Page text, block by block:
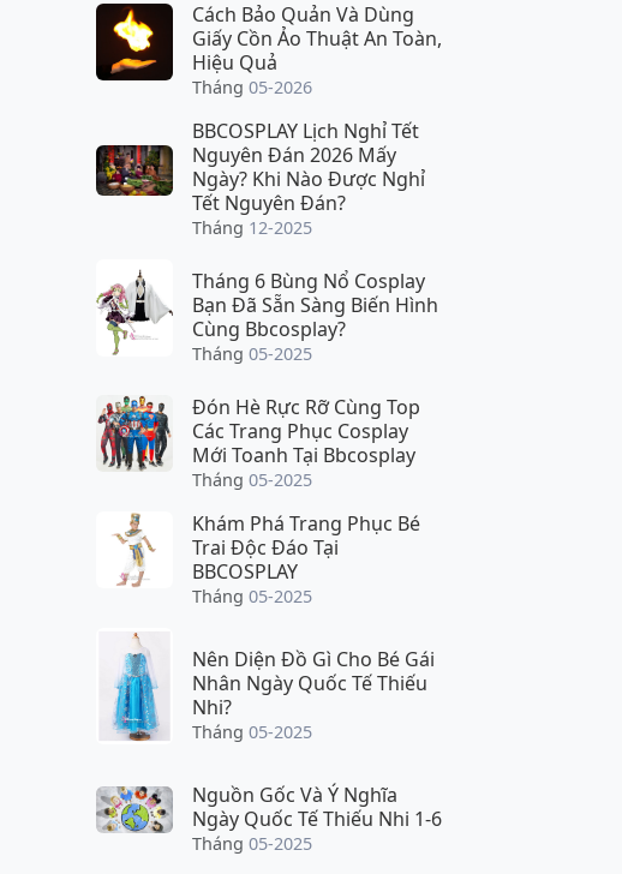
Cách Bảo Quản Và Dùng
Giấy Cồn Ảo Thuật An Toàn,
Hiệu Quả
Tháng 05-2026
BBCOSPLAY Lịch Nghỉ Tết
Nguyên Đán 2026 Mấy
Ngày? Khi Nào Được Nghỉ
Tết Nguyên Đán?
Tháng 12-2025
Tháng 6 Bùng Nổ Cosplay
Bạn Đã Sẵn Sàng Biến Hình
Cùng Bbcosplay?
Tháng 05-2025
Đón Hè Rực Rỡ Cùng Top
Các Trang Phục Cosplay
Mới Toanh Tại Bbcosplay
Tháng 05-2025
Khám Phá Trang Phục Bé
Trai Độc Đáo Tại
BBCOSPLAY
Tháng 05-2025
Nên Diện Đồ Gì Cho Bé Gái
Nhân Ngày Quốc Tế Thiếu
Nhi?
Tháng 05-2025
Nguồn Gốc Và Ý Nghĩa
Ngày Quốc Tế Thiếu Nhi 1-6
Tháng 05-2025